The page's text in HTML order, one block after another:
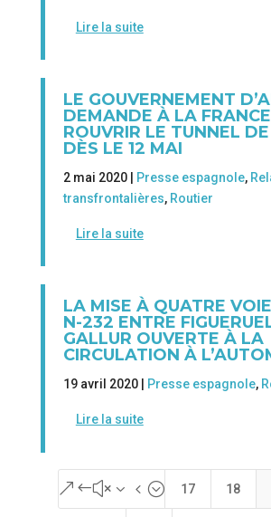
Lire la suite
LE GOUVERNEMENT
DEMANDE À LA
ROUVRIR LE TUNNEL
DÈS LE 12 MAI
2 mai 2020 | Presse espagnole,
transfrontalières, Routier
Lire la suite
LA MISE À QUATRE
N-232 ENTRE
GALLUR OUVERTE À LA
CIRCULATION À
19 avril 2020 | Presse espagnole,
Lire la suite
&#x34; 17 18